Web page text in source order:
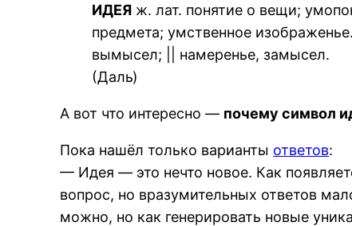
ИДЕЯ ж. лат. понятие о вещи;
предмета; умственное
вымысел; || намеренье, замысел.
(Даль)
А вот что интересно — почему символ
Пока нашёл только варианты ответов:
— Идея — это нечто новое. Как
вопрос, но вразумительных ответов
можно, но как генерировать новые